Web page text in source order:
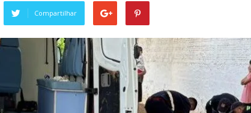
Compartilhar